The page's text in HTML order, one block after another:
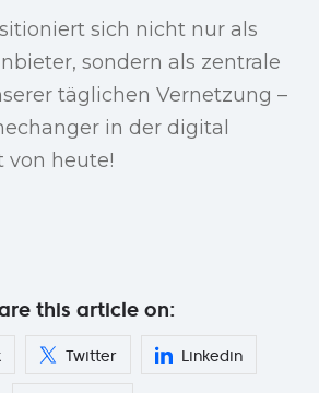
sich nicht nur als
sondern als zentrale
täglichen Vernetzung –
in der digital
von heute!
this article on:
Twitter Linkedin